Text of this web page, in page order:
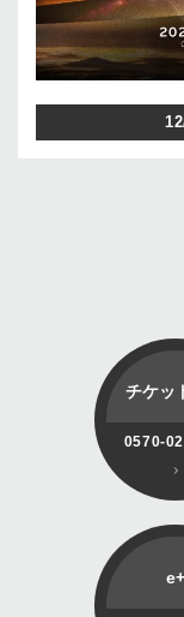
チケッ
0570-
e+